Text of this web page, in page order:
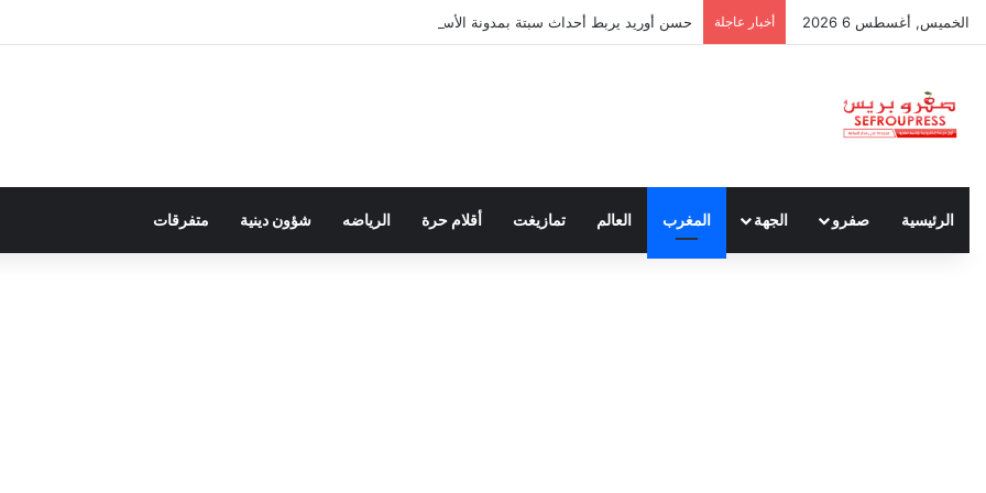
الخميس, أغسطس 6 2026 أخبار عاجلة حسن أوريد يربط أحداث سبتة بمدونة الأسرة في قراءة للتحولات الاجتماعية
الرئيسية صفرو الجهة المغرب العالم تمازيغت أقلام حرة الرياضه شؤون دينية متفرقات